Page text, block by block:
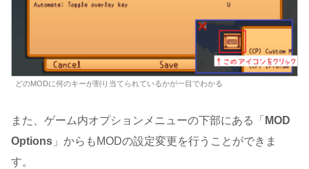
どのMODに何のキーが割り当てられているかが一目でわかる
また、ゲーム内オプションメニューの下部にある「 MOD
Options 」からもMODの設定変更を行うことができま
す。